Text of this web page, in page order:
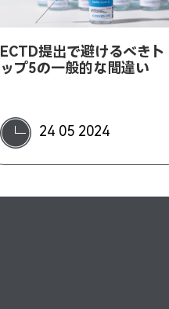
ECTD提出で避けるべきト
ップ5の一般的な間違い
24 05 2024